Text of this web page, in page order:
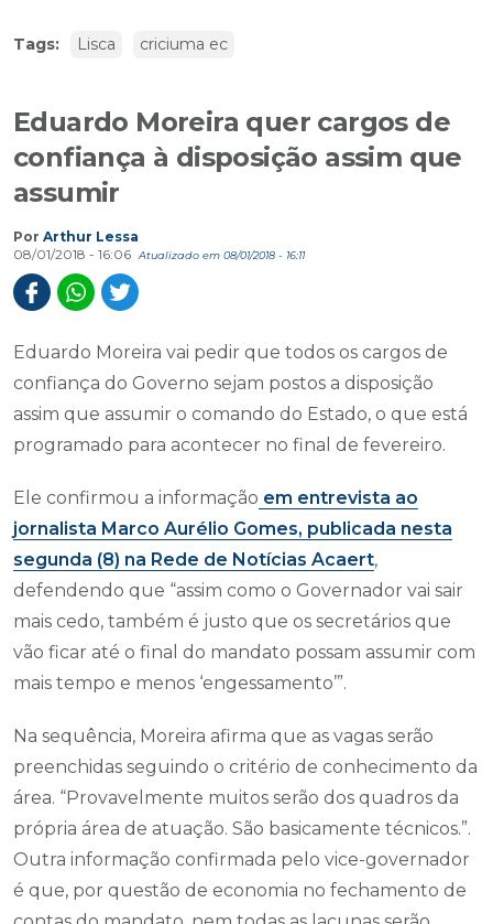
Tags: Lisca criciuma ec
Eduardo Moreira quer cargos de
confiança à disposição assim que
assumir
Por Arthur Lessa
08/01/2018 - 16:06
Atualizado em 08/01/2018 - 16:11
Eduardo Moreira vai pedir que todos os cargos de
confiança do Governo sejam postos a disposição
assim que assumir o comando do Estado, o que está
programado para acontecer no final de fevereiro.
Ele confirmou a informação em entrevista ao
jornalista Marco Aurélio Gomes, publicada nesta
segunda (8) na Rede de Notícias Acaert,
defendendo que “assim como o Governador vai sair
mais cedo, também é justo que os secretários que
vão ficar até o final do mandato possam assumir com
mais tempo e menos ‘engessamento’”.
Na sequência, Moreira afirma que as vagas serão
preenchidas seguindo o critério de conhecimento da
área. “Provavelmente muitos serão dos quadros da
própria área de atuação. São basicamente técnicos.”.
Outra informação confirmada pelo vice-governador
é que, por questão de economia no fechamento de